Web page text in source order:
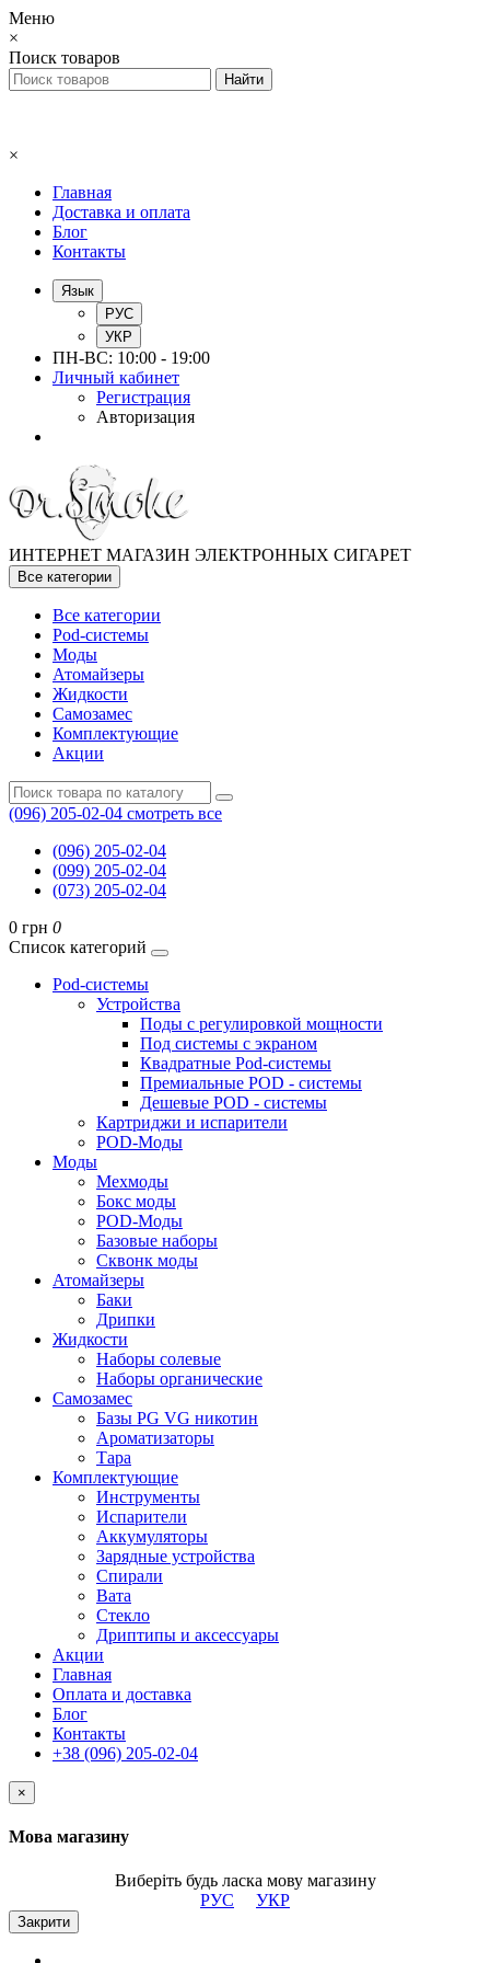
Меню
×
Поиск товаров
×
Главная
Доставка и оплата
Блог
Контакты
Язык
РУС
УКР
ПН-ВС: 10:00 - 19:00
Личный кабинет
Регистрация
Авторизация
ИНТЕРНЕТ МАГАЗИН ЭЛЕКТРОННЫХ СИГАРЕТ
Все категории
Все категории
Pod-системы
Моды
Атомайзеры
Жидкости
Самозамес
Комплектующие
Акции
(096) 205-02-04 смотреть все
(096) 205-02-04
(099) 205-02-04
(073) 205-02-04
0 грн 0
Список категорий
Pod-системы
Устройства
Поды с регулировкой мощности
Под системы с экраном
Квадратные Pod-системы
Премиальные POD - системы
Дешевые POD - системы
Картриджи и испарители
POD-Моды
Моды
Мехмоды
Бокс моды
POD-Моды
Базовые наборы
Сквонк моды
Атомайзеры
Баки
Дрипки
Жидкости
Наборы солевые
Наборы органические
Самозамес
Базы PG VG никотин
Ароматизаторы
Тара
Комплектующие
Инструменты
Испарители
Аккумуляторы
Зарядные устройства
Спирали
Вата
Стекло
Дриптипы и аксессуары
Акции
Главная
Оплата и доставка
Блог
Контакты
+38 (096) 205-02-04
×
Мова магазину
Виберіть будь ласка мову магазину
РУС
УКР
Закрити